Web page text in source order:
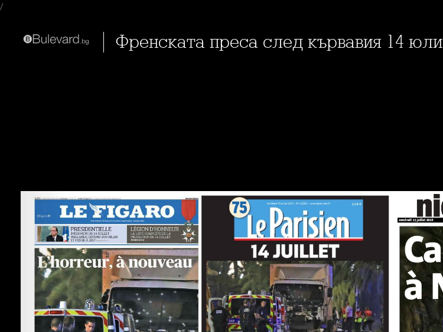
/
Френската преса след кървавия 14 юли